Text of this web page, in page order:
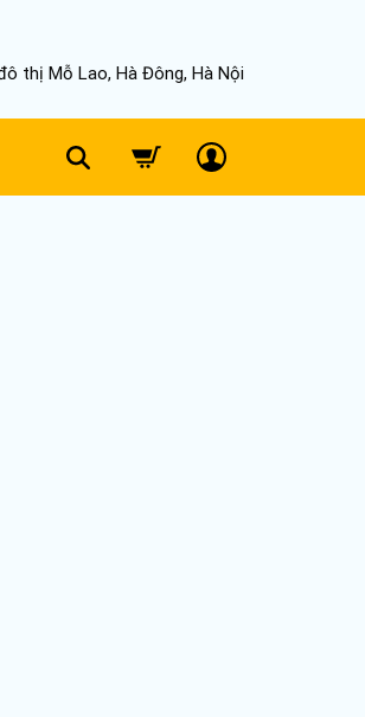
thị Mỗ Lao, Hà Đông, Hà Nội